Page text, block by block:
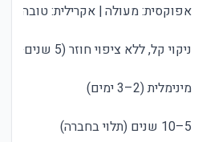
אפוקסית: מעולה | אקרילית: טובה
ניקוי קל, ללא ציפוי חוזר (5 שנים+)
מינימלית (2–3 ימים)
5–10 שנים (תלוי בחברה)